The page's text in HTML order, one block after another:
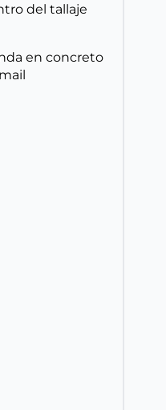
del tallaje
en concreto